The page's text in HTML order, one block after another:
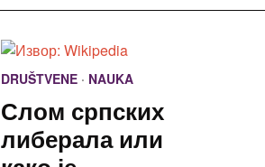
DRUŠTVENE · NAUKA
Слом српских
либерала или